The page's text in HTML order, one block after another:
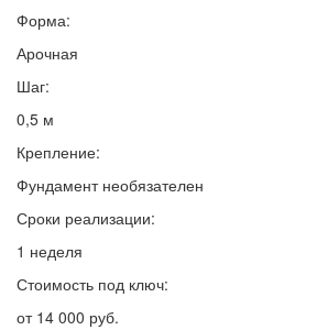
Форма:
Арочная
Шаг:
0,5 м
Крепление:
Фундамент необязателен
Сроки реализации:
1 неделя
Стоимость под ключ:
от 14 000 руб.